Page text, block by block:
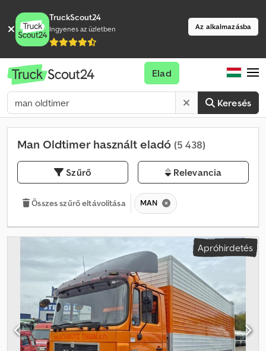
TruckScout24
Ingyenes az üzletben Az alkalmazásba
Keresés
Elad
Man Oldtimer használt eladó (5 438)
Szűrő Relevancia
Összes szűrő eltávolítása MAN
Apróhirdetés